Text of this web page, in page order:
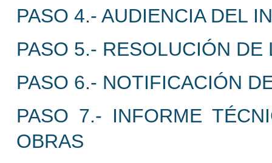
PASO 4.- AUDIENCIA DEL
PASO 5.- RESOLUCIÓN DE
PASO 6.- NOTIFICACIÓN
PASO 7.- INFORME
OBRAS